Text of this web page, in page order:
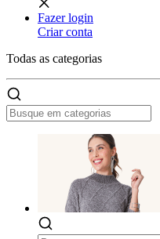
Fazer login
Criar conta
Todas as categorias